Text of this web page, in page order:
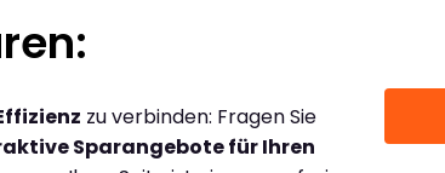
zu verbinden: Fragen Sie
Sparangebote für Ihren